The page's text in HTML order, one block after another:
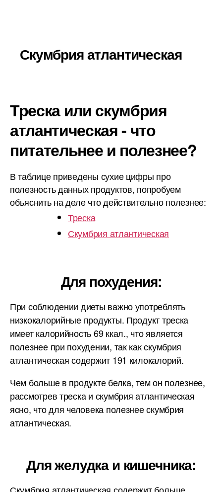
Скумбрия атлантическая
Треска или скумбрия
атлантическая - что
питательнее и полезнее?
В таблице приведены сухие цифры про
полезность данных продуктов, попробуем
объяснить на деле что действительно полезнее:
Треска
Скумбрия атлантическая
Для похудения:
При соблюдении диеты важно употреблять
низкокалорийные продукты. Продукт треска
имеет калорийность 69 ккал., что является
полезнее при похудении, так как скумбрия
атлантическая содержит 191 килокалорий.
Чем больше в продукте белка, тем он полезнее,
рассмотрев треска и скумбрия атлантическая
ясно, что для человека полезнее скумбрия
атлантическая.
Для желудка и кишечника: